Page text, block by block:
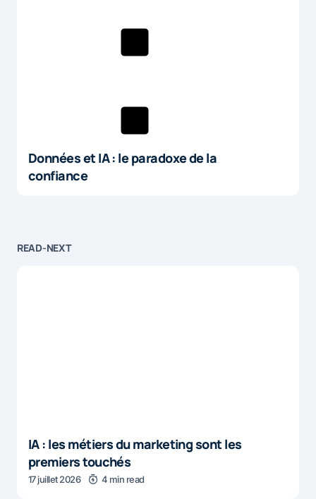
Données et IA : le paradoxe de la
confiance
READ-NEXT
IA : les métiers du marketing sont les
premiers touchés
17 juillet 2026 4 min read